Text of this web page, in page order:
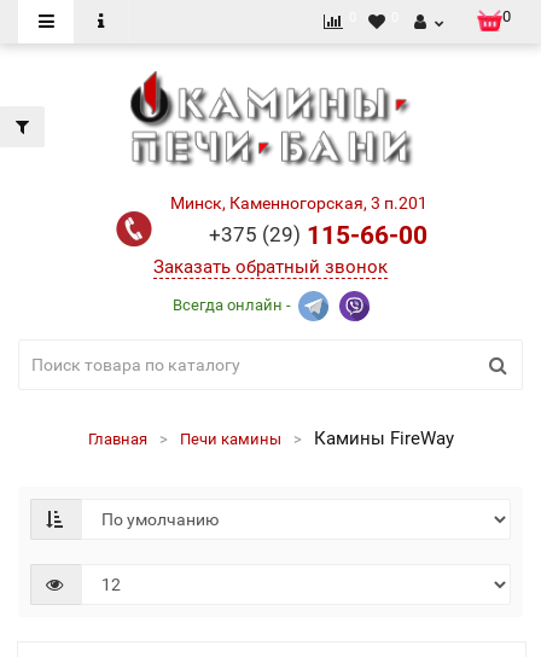
0
Минск, Каменногорская, 3 п.201
+375 (29) 115-66-00
Заказать обратный звонок
Всегда онлайн -
Главная Печи камины Камины FireWay